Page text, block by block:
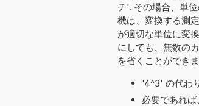
チ'. その場合、単
機は、変換する測
が適切な単位に変
にしても、無数の
を省くことができ
'4^3' の代わ
必要であれ